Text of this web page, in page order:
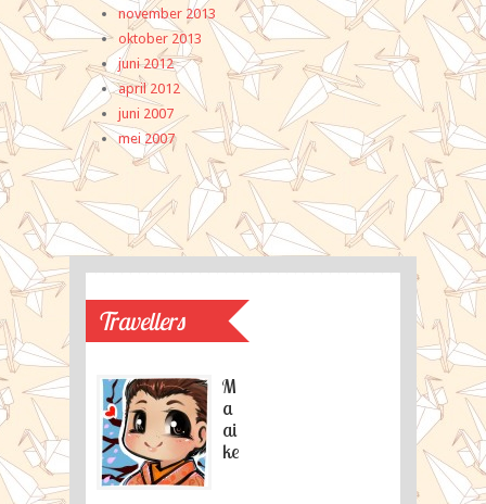
november 2013
oktober 2013
juni 2012
april 2012
juni 2007
mei 2007
Travellers
M
a
ai
ke